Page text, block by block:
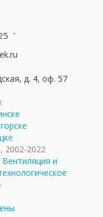
д. 4, оф. 57
2002-2022
Вентиляция и